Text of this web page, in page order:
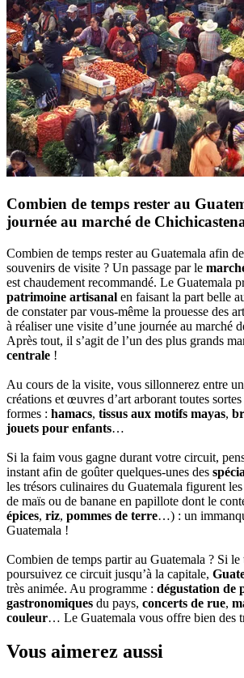
Combien de temps rester au
journée au marché de
Combien de temps rester au Guatemala afin
souvenirs de visite ? Un passage par le
est chaudement recommandé. Le Guatemala
patrimoine artisanal en faisant la part belle
de constater par vous-même la prouesse des
à réaliser une visite d’une journée au marché
Après tout, il s’agit de l’un des plus grands
centrale !
Au cours de la visite, vous sillonnerez entre
créations et œuvres d’art arborant toutes
formes : hamacs, tissus aux motifs mayas,
jouets pour enfants…
Si la faim vous gagne durant votre circuit,
instant afin de goûter quelques-unes des
les trésors culinaires du Guatemala figurent les
de maïs ou de banane en papillote dont le
épices, riz, pommes de terre…) : un
Guatemala !
Combien de temps partir au Guatemala ? Si le
poursuivez ce circuit jusqu’à la capitale,
très animée. Au programme : dégustation de
gastronomiques du pays, concerts de rue,
couleur… Le Guatemala vous offre bien des
Vous aimerez aussi